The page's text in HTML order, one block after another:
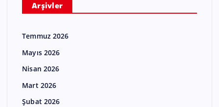
Arşivler
Temmuz 2026
Mayıs 2026
Nisan 2026
Mart 2026
Şubat 2026